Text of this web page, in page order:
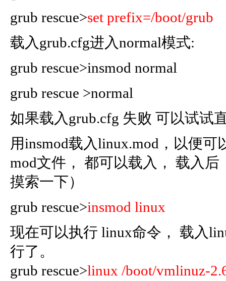
grub rescue>set prefix=/boot/grub
载入grub.cfg进入normal模式:
grub rescue>insmod normal
grub rescue >normal
如果载入grub.cfg 失败 可以试试
用insmod载入linux.mod，以便
mod文件， 都可以载入， 载入
摸索一下）
grub rescue>insmod linux
现在可以执行 linux命令， 载入
行了。
grub rescue>linux /boot/vmlinuz-